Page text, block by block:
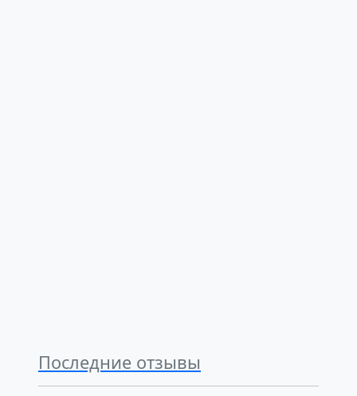
Последние отзывы